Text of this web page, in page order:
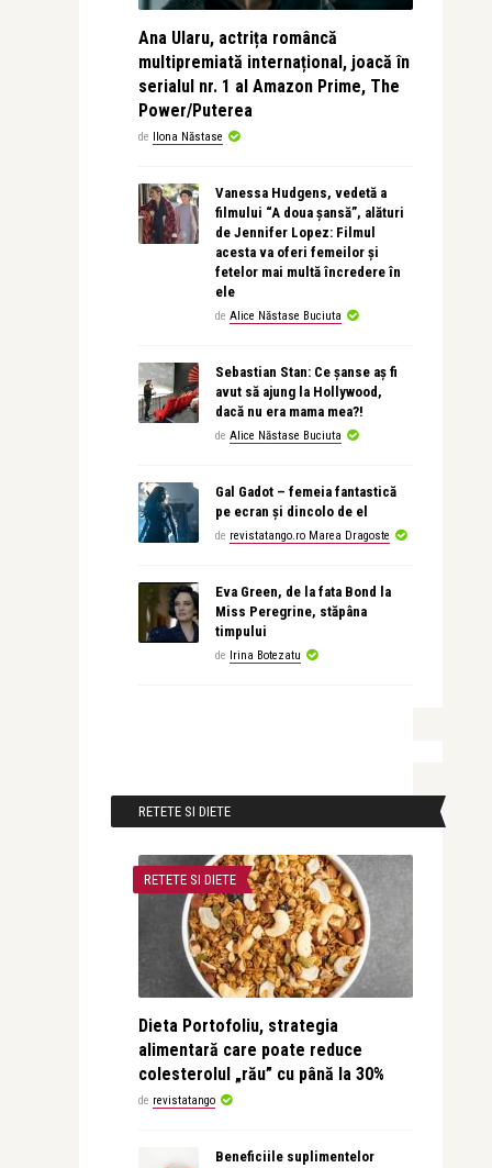
Ana Ularu, actrița româncă
multipremiată internațional, joacă în
serialul nr. 1 al Amazon Prime, The
Power/Puterea
de Ilona Năstase
Vanessa Hudgens, vedetă a
filmului “A doua șansă”, alături
de Jennifer Lopez: Filmul
acesta va oferi femeilor și
fetelor mai multă încredere în
ele
de Alice Năstase Buciuta
Sebastian Stan: Ce șanse aș fi
avut să ajung la Hollywood,
dacă nu era mama mea?!
de Alice Năstase Buciuta
Gal Gadot – femeia fantastică
pe ecran și dincolo de el
de revistatango.ro Marea Dragoste
Eva Green, de la fata Bond la
Miss Peregrine, stăpâna
timpului
de Irina Botezatu
RETETE SI DIETE
RETETE SI DIETE
Dieta Portofoliu, strategia
alimentară care poate reduce
colesterolul „rău” cu până la 30%
de revistatango
Beneficiile suplimentelor